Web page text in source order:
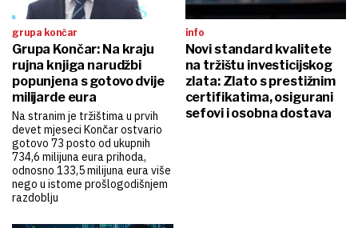
grupa končar
Grupa Končar: Na kraju
rujna knjiga narudžbi
popunjena s gotovo dvije
milijarde eura
Na stranim je tržištima u prvih
devet mjeseci Končar ostvario
gotovo 73 posto od ukupnih
734,6 milijuna eura prihoda,
odnosno 133,5 milijuna eura više
nego u istome prošlogodišnjem
razdoblju
info
Novi standard kvalitete
na tržištu investicijskog
zlata: Zlato s prestižnim
certifikatima, osigurani
sefovi i osobna dostava